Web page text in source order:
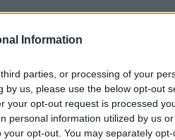
Information
parties, or processing of your
us, please use the below opt-out
your opt-out request is processed
personal information utilized by us
opt-out. You may separately
(εξαιρώντας
Όμιλος πέτυχε
(EBITDA),
22:23
21:53